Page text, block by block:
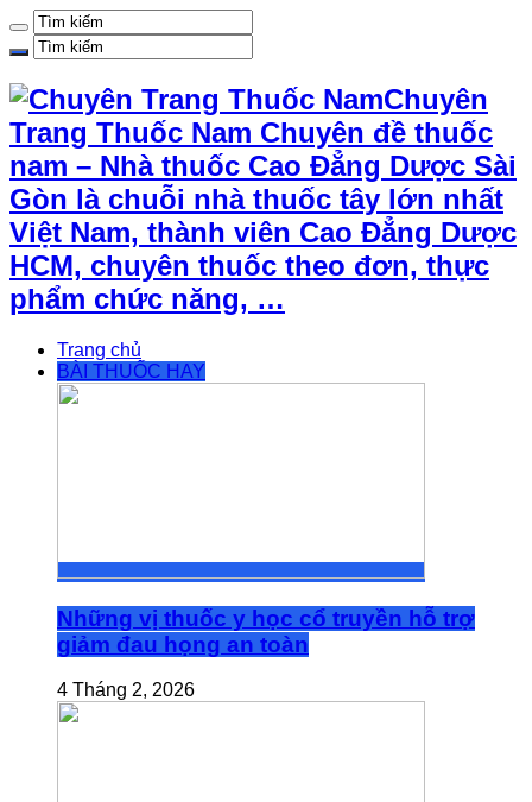
Chuyên
Trang Thuốc Nam Chuyên đề thuốc
nam – Nhà thuốc Cao Đẳng Dược Sài
Gòn là chuỗi nhà thuốc tây lớn nhất
Việt Nam, thành viên Cao Đẳng Dược
HCM, chuyên thuốc theo đơn, thực
phẩm chức năng, …
Trang chủ
BÀI THUỐC HAY
Những vị thuốc y học cổ truyền hỗ trợ
giảm đau họng an toàn
4 Tháng 2, 2026